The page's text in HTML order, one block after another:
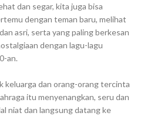
dan segar, kita juga bisa
dengan teman baru, melihat
asri, serta yang paling berkesan
dengan lagu-lagu
an.
keluarga dan orang-orang tercinta
itu menyenangkan, seru dan
niat dan langsung datang ke